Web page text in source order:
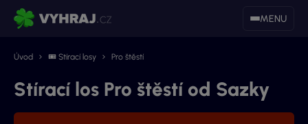
MENU
Úvod 🎟 Stírací losy Pro štěstí
Stírací los Pro štěstí od Sazky